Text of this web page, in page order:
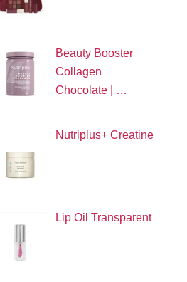
Beauty Booster
Collagen
Chocolate | …
Nutriplus+ Creatine
Lip Oil Transparent